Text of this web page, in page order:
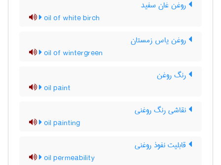
روغن غان سفید
oil of white birch
روغن یاس زمستان
oil of wintergreen
رنگ روغن
oil paint
نقاشی رنگ روغنی
oil painting
قابلیت نفوذ روغنی
oil permeability